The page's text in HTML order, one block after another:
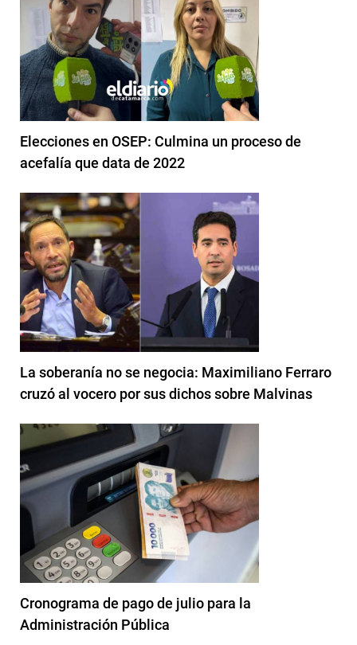
Elecciones en OSEP: Culmina un proceso de
acefalía que data de 2022
La soberanía no se negocia: Maximiliano Ferraro
cruzó al vocero por sus dichos sobre Malvinas
Cronograma de pago de julio para la
Administración Pública